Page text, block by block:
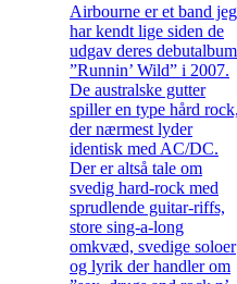
Airbourne er et band jeg
har kendt lige siden de
udgav deres debutalbum
”Runnin’ Wild” i 2007.
De australske gutter
spiller en type hård rock,
der nærmest lyder
identisk med AC/DC.
Der er altså tale om
svedig hard-rock med
sprudlende guitar-riffs,
store sing-a-long
omkvæd, svedige soloer
og lyrik der handler om